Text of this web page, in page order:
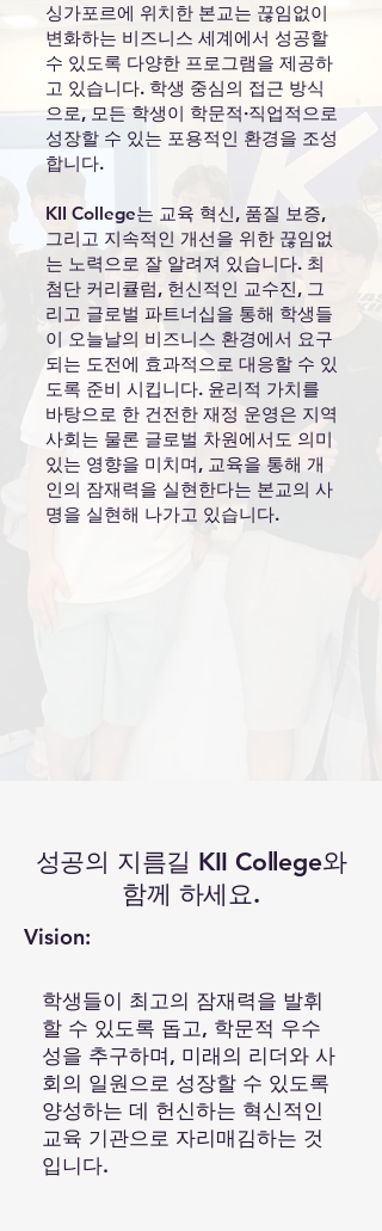
싱가포르에 위치한 본교는 끊임없이
변화하는 비즈니스 세계에서 성공할
수 있도록 다양한 프로그램을 제공하
고 있습니다. 학생 중심의 접근 방식
으로, 모든 학생이 학문적·직업적으로
성장할 수 있는 포용적인 환경을 조성
합니다.
KII College는 교육 혁신, 품질 보증,
그리고 지속적인 개선을 위한 끊임없
는 노력으로 잘 알려져 있습니다. 최
첨단 커리큘럼, 헌신적인 교수진, 그
리고 글로벌 파트너십을 통해 학생들
이 오늘날의 비즈니스 환경에서 요구
되는 도전에 효과적으로 대응할 수 있
도록 준비 시킵니다. 윤리적 가치를
바탕으로 한 건전한 재정 운영은 지역
사회는 물론 글로벌 차원에서도 의미
있는 영향을 미치며, 교육을 통해 개
인의 잠재력을 실현한다는 본교의 사
명을 실현해 나가고 있습니다.
성공의 지름길 KII College와
함께 하세요.
Vision:
학생들이 최고의 잠재력을 발휘
할 수 있도록 돕고, 학문적 우수
성을 추구하며, 미래의 리더와 사
회의 일원으로 성장할 수 있도록
양성하는 데 헌신하는 혁신적인
교육 기관으로 자리매김하는 것
입니다.